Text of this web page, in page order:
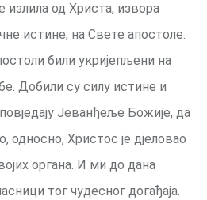
излила од Христа, извора
истине, на Свете апостоле.
били укријепљени на
Добили су силу истине и
Јеванђеље Божије, да
односно, Христос је дјеловао
органа. И ми до дана
тог чудесног догађаја.